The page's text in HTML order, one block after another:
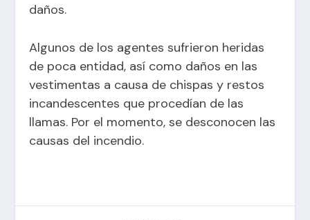
daños.
Algunos de los agentes sufrieron heridas
de poca entidad, así como daños en las
vestimentas a causa de chispas y restos
incandescentes que procedían de las
llamas. Por el momento, se desconocen las
causas del incendio.